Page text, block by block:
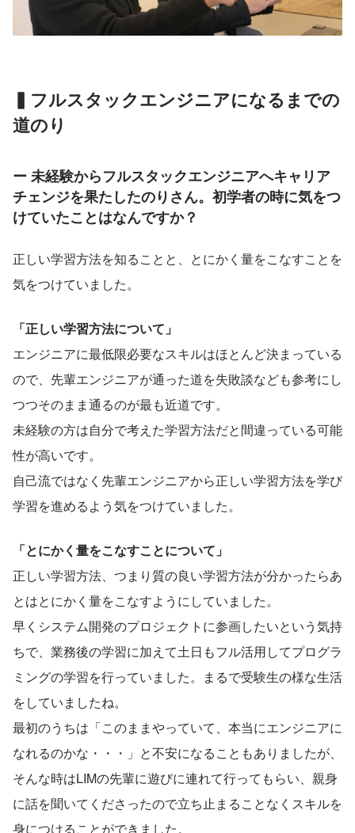
▍フルスタックエンジニアになるまでの
道のり
ー 未経験からフルスタックエンジニアへキャリア
チェンジを果たしたのりさん。初学者の時に気をつ
けていたことはなんですか？
正しい学習方法を知ることと、とにかく量をこなすことを
気をつけていました。
「正しい学習方法について」
エンジニアに最低限必要なスキルはほとんど決まっている
ので、先輩エンジニアが通った道を失敗談なども参考にし
つつそのまま通るのが最も近道です。
未経験の方は自分で考えた学習方法だと間違っている可能
性が高いです。
自己流ではなく先輩エンジニアから正しい学習方法を学び
学習を進めるよう気をつけていました。
「とにかく量をこなすことについて」
正しい学習方法、つまり質の良い学習方法が分かったらあ
とはとにかく量をこなすようにしていました。
早くシステム開発のプロジェクトに参画したいという気持
ちで、業務後の学習に加えて土日もフル活用してプログラ
ミングの学習を行っていました。まるで受験生の様な生活
をしていましたね。
最初のうちは「このままやっていて、本当にエンジニアに
なれるのかな・・・」と不安になることもありましたが、
そんな時はLIMの先輩に遊びに連れて行ってもらい、親身
に話を聞いてくださったので立ち止まることなくスキルを
身につけることができました。